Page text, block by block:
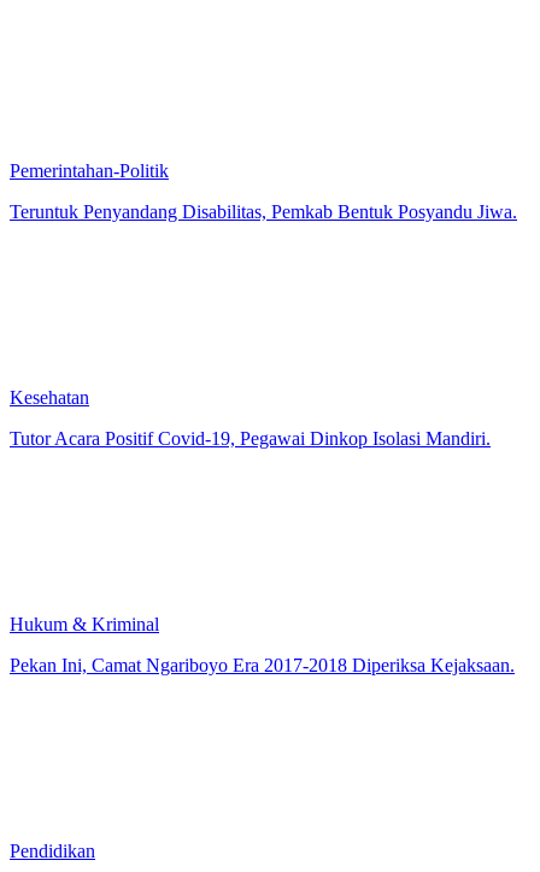
Pemerintahan-Politik
Teruntuk Penyandang Disabilitas, Pemkab Bentuk Posyandu Jiwa.
Kesehatan
Tutor Acara Positif Covid-19, Pegawai Dinkop Isolasi Mandiri.
Hukum & Kriminal
Pekan Ini, Camat Ngariboyo Era 2017-2018 Diperiksa Kejaksaan.
Pendidikan